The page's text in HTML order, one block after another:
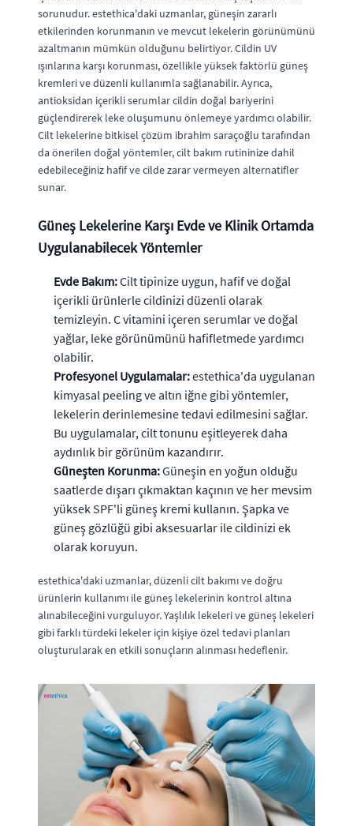
sorunudur. estethica'daki uzmanlar, güneşin zararlı
etkilerinden korunmanın ve mevcut lekelerin görünümünü
azaltmanın mümkün olduğunu belirtiyor. Cildin UV
ışınlarına karşı korunması, özellikle yüksek faktörlü güneş
kremleri ve düzenli kullanımla sağlanabilir. Ayrıca,
antioksidan içerikli serumlar cildin doğal bariyerini
güçlendirerek leke oluşumunu önlemeye yardımcı olabilir.
Cilt lekelerine bitkisel çözüm ibrahim saraçoğlu tarafından
da önerilen doğal yöntemler, cilt bakım rutininize dahil
edebileceğiniz hafif ve cilde zarar vermeyen alternatifler
sunar.
Güneş Lekelerine Karşı Evde ve Klinik Ortamda
Uygulanabilecek Yöntemler
Evde Bakım:Cilt tipinize uygun, hafif ve doğal
içerikli ürünlerle cildinizi düzenli olarak
temizleyin. C vitamini içeren serumlar ve doğal
yağlar, leke görünümünü hafifletmede yardımcı
olabilir.
Profesyonel Uygulamalar:estethica'da uygulanan
kimyasal peeling ve altın iğne gibi yöntemler,
lekelerin derinlemesine tedavi edilmesini sağlar.
Bu uygulamalar, cilt tonunu eşitleyerek daha
aydınlık bir görünüm kazandırır.
Güneşten Korunma:Güneşin en yoğun olduğu
saatlerde dışarı çıkmaktan kaçının ve her mevsim
yüksek SPF'li güneş kremi kullanın. Şapka ve
güneş gözlüğü gibi aksesuarlar ile cildinizi ek
olarak koruyun.
estethica'daki uzmanlar, düzenli cilt bakımı ve doğru
ürünlerin kullanımı ile güneş lekelerinin kontrol altına
alınabileceğini vurguluyor. Yaşlılık lekeleri ve güneş lekeleri
gibi farklı türdeki lekeler için kişiye özel tedavi planları
oluşturularak en etkili sonuçların alınması hedeflenir.